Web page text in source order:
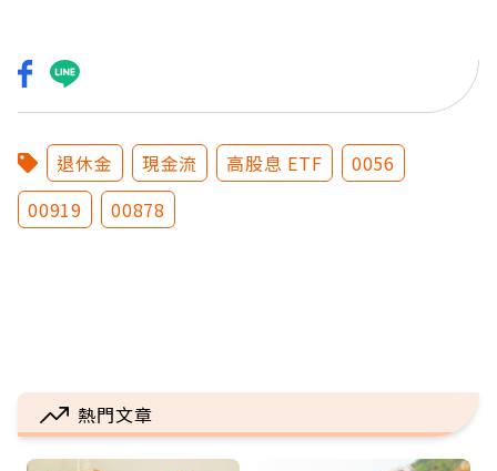
退休金 現金流 高股息 ETF
0056
00919
00878
熱門文章